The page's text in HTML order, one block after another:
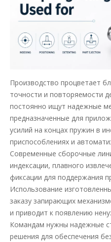
Производство процветает
точности и повторяемости
постоянно ищут надежные
предназначенные для
усилий на концах пружин в
приспособлениях и
Современные сборочные
индексации, плавного
фиксации для поддержания
Использование
заказу запирающих
и приводит к появлению
Командам нужны надежные
решения для обеспечения